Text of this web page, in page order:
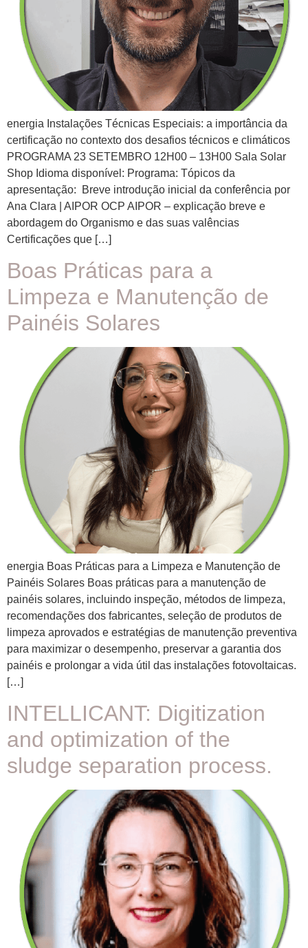
energia Instalações Técnicas Especiais: a importância da
certificação no contexto dos desafios técnicos e climáticos
PROGRAMA 23 SETEMBRO 12H00 – 13H00 Sala Solar
Shop Idioma disponível: Programa: Tópicos da
apresentação: Breve introdução inicial da conferência por
Ana Clara | AIPOR OCP AIPOR – explicação breve e
abordagem do Organismo e das suas valências
Certificações que […]
Boas Práticas para a
Limpeza e Manutenção de
Painéis Solares
energia Boas Práticas para a Limpeza e Manutenção de
Painéis Solares Boas práticas para a manutenção de
painéis solares, incluindo inspeção, métodos de limpeza,
recomendações dos fabricantes, seleção de produtos de
limpeza aprovados e estratégias de manutenção preventiva
para maximizar o desempenho, preservar a garantia dos
painéis e prolongar a vida útil das instalações fotovoltaicas.
[…]
INTELLICANT: Digitization
and optimization of the
sludge separation process.